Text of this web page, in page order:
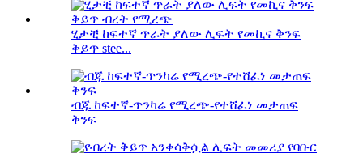
ሂታቺ ከፍተኛ ጥራት ያለው ሊፍት የመኪና ቅንፍ
ቅይጥ stee...
ብጁ ከፍተኛ-ጥንካሬ የሚረጭ-የተሸፈነ መታጠፍ
ቅንፍ